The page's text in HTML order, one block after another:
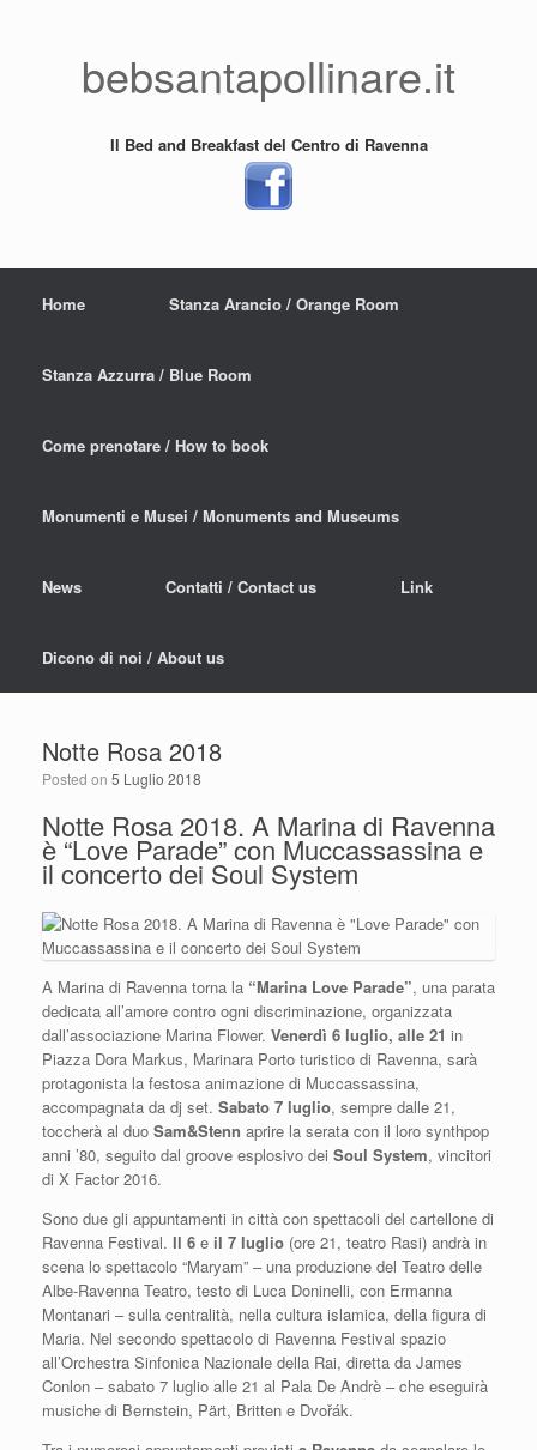
bebsantapollinare.it
Il Bed and Breakfast del Centro di Ravenna
Home Stanza Arancio / Orange Room
Stanza Azzurra / Blue Room
Come prenotare / How to book
Monumenti e Musei / Monuments and Museums
News Contatti / Contact us Link
Dicono di noi / About us
Notte Rosa 2018
Posted on 5 Luglio 2018
Notte Rosa 2018. A Marina di Ravenna
è “Love Parade” con Muccassassina e
il concerto dei Soul System
A Marina di Ravenna torna la “Marina Love Parade”, una parata
dedicata all’amore contro ogni discriminazione, organizzata
dall’associazione Marina Flower. Venerdì 6 luglio, alle 21 in
Piazza Dora Markus, Marinara Porto turistico di Ravenna, sarà
protagonista la festosa animazione di Muccassassina,
accompagnata da dj set. Sabato 7 luglio, sempre dalle 21,
toccherà al duo Sam&Stenn aprire la serata con il loro synthpop
anni ’80, seguito dal groove esplosivo dei Soul System, vincitori
di X Factor 2016.
Sono due gli appuntamenti in città con spettacoli del cartellone di
Ravenna Festival. Il 6 e il 7 luglio (ore 21, teatro Rasi) andrà in
scena lo spettacolo “Maryam” – una produzione del Teatro delle
Albe-Ravenna Teatro, testo di Luca Doninelli, con Ermanna
Montanari – sulla centralità, nella cultura islamica, della figura di
Maria. Nel secondo spettacolo di Ravenna Festival spazio
all’Orchestra Sinfonica Nazionale della Rai, diretta da James
Conlon – sabato 7 luglio alle 21 al Pala De Andrè – che eseguirà
musiche di Bernstein, Pärt, Britten e Dvořák.